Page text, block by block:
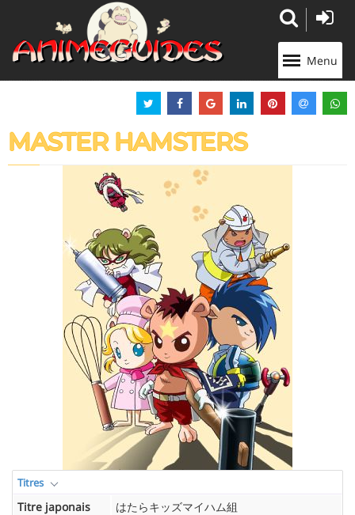
Menu
MASTER HAMSTERS
Titres
Titre japonais
はたらキッズマイハム組
Panneau de gestion des cookies